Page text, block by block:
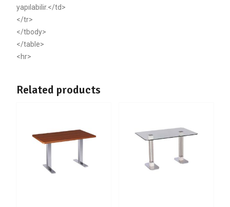
yapılabilir.</td>
</tr>
</tbody>
</table>
<hr>
Related products